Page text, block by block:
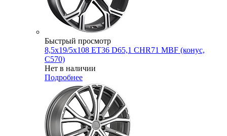
Быстрый просмотр
8,5x19/5x108 ET36 D65,1 CHR71 MBF (конус,
C570)
Нет в наличии
Подробнее